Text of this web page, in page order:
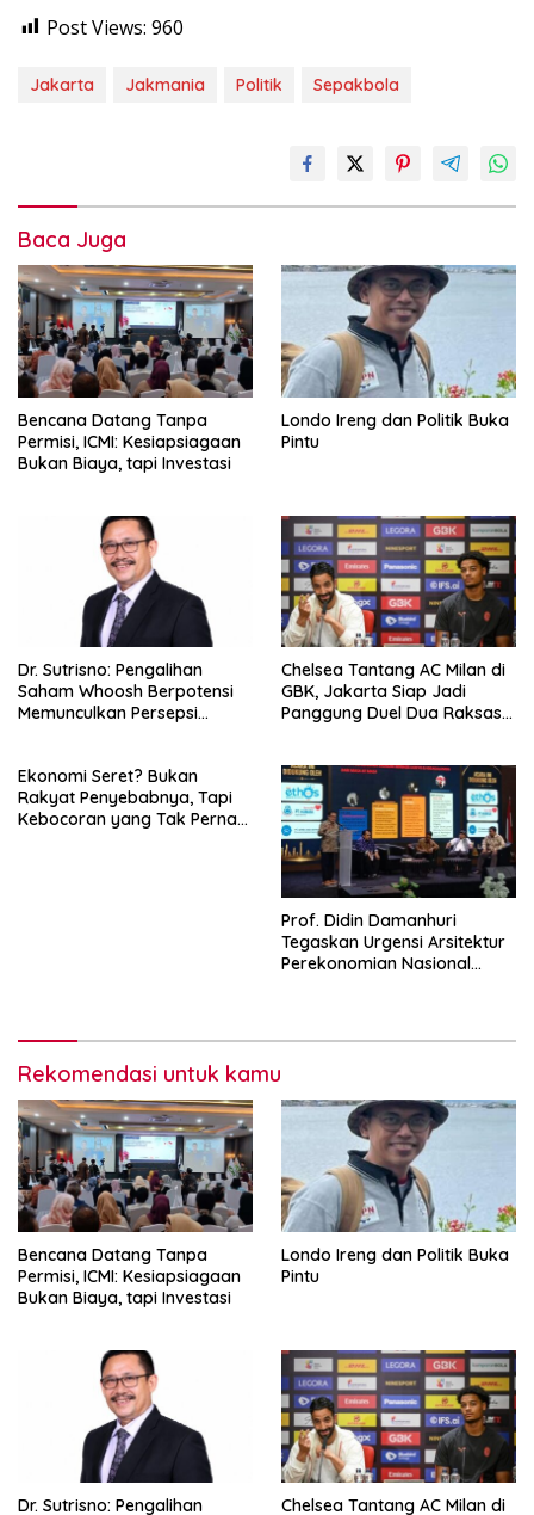
Post Views: 960
Jakarta Jakmania Politik Sepakbola
Baca Juga
Bencana Datang Tanpa
Permisi, ICMI: Kesiapsiagaan
Bukan Biaya, tapi Investasi
Londo Ireng dan Politik Buka
Pintu
Dr. Sutrisno: Pengalihan
Saham Whoosh Berpotensi
Memunculkan Persepsi
Chelsea Tantang AC Milan di
GBK, Jakarta Siap Jadi
Panggung Duel Dua Raksasa
Ekonomi Seret? Bukan
Rakyat Penyebabnya, Tapi
Kebocoran yang Tak Pernah
Prof. Didin Damanhuri
Tegaskan Urgensi Arsitektur
Perekonomian Nasional
Rekomendasi untuk kamu
Bencana Datang Tanpa
Permisi, ICMI: Kesiapsiagaan
Bukan Biaya, tapi Investasi
Londo Ireng dan Politik Buka
Pintu
Dr. Sutrisno: Pengalihan
Chelsea Tantang AC Milan di